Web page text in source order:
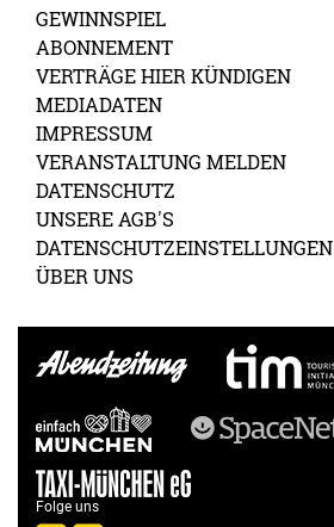
GEWINNSPIEL
ABONNEMENT
VERTRÄGE HIER KÜNDIGEN
MEDIADATEN
IMPRESSUM
VERANSTALTUNG MELDEN
DATENSCHUTZ
UNSERE AGB'S
DATENSCHUTZEINSTELLUNGEN
ÜBER UNS
Folge uns